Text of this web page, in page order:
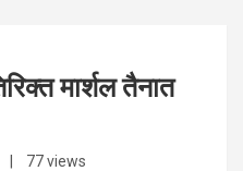
मार्शल तैनात
| 77 views